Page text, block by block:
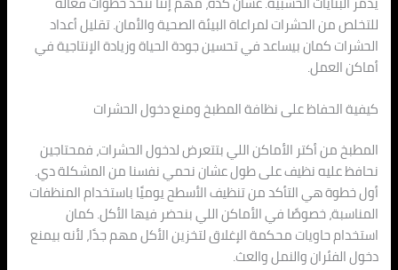
للتخلص من الحشرات لمراعاة البيئة الصحية والأمان. تقليل أعداد
الحشرات كمان بيساعد في تحسين جودة الحياة وزيادة الإنتاجية في
أماكن العمل.
كيفية الحفاظ على نظافة المطبخ ومنع دخول الحشرات
المطبخ من أكتر الأماكن اللي بتتعرض لدخول الحشرات، فمحتاجين
نحافظ عليه نظيف على طول عشان نحمي نفسنا من المشكلة دي.
أول خطوة هي التأكد من تنظيف الأسطح يوميًا باستخدام المنظفات
المناسبة، خصوصًا في الأماكن اللي بنحضر فيها الأكل. كمان
استخدام حاويات محكمة الإغلاق لتخزين الأكل مهم جدًا، لأنه بيمنع
دخول الفئران والنمل والعث.